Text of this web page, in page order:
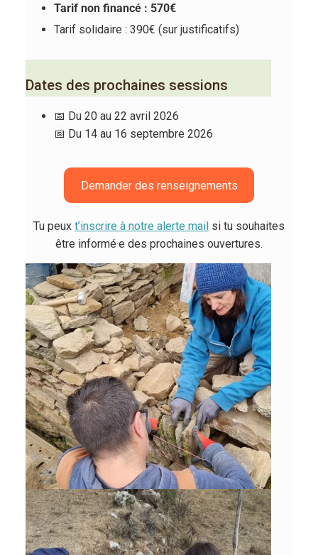
Tarif non financé : 570€
Tarif solidaire : 390€ (sur justificatifs)
Dates des prochaines sessions
📅 Du 20 au 22 avril 2026
📅 Du 14 au 16 septembre 2026
Demander des renseignements
Tu peux t’inscrire à notre alerte mail si tu souhaites
être informé·e des prochaines ouvertures.